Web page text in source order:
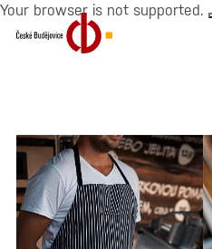
Your browser is not supported.